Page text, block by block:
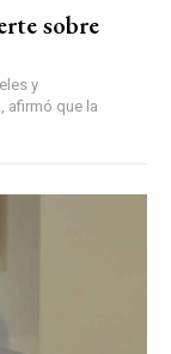
sobre
y
afirmó que la